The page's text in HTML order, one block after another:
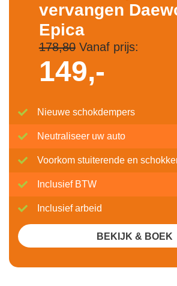
vervangen
Epica
178,80Vanaf prijs:
149,-
Nieuwe schokdempers
Neutraliseer uw auto
Voorkom stuiterende en
Inclusief BTW
Inclusief arbeid
BEKIJK & BOEK